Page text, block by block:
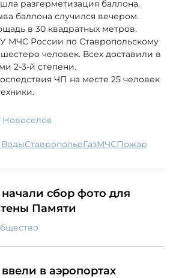
разгерметизация баллона.
баллона случился вечером.
в 30 квадратных метров.
МЧС России по Ставропольскому
человек. Всех доставили в
2-3-й степени.
ЧП на месте 25 человек
Новоселов
Воды Ставрополье газ МЧС пожар
сбор фото для
Памяти
в аэропортах